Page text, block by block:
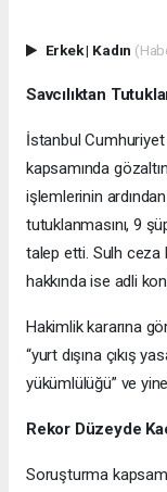
Erkek| Kadın
Savcılıktan
İstanbul Cumhuriyet
kapsamında
işlemlerinin ardından
tutuklanmasını, 9
talep etti. Sulh ceza
hakkında ise adli
Hakimlik kararına
“yurt dışına çıkış
yükümlülüğü” ve yine
Rekor Düzeyde
Soruşturma